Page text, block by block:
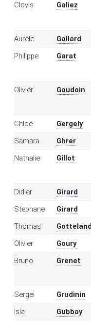
Clovis Galiez
Aurèle Gallard
Philippe
Garat
Olivier Gaudoin
Chloé Gergely
Samara
Ghrer
Nathalie
Gillot
Didier
Girard
Stephane
Girard
Thomas
Gotteland
Olivier
Goury
Bruno
Grenet
Sergei Grudinin
Isla
Gubbay